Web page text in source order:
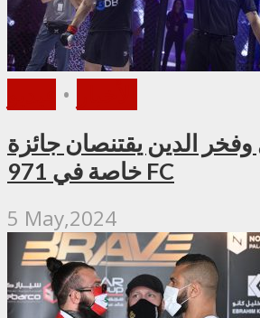
•
الدين يقتنصان جائزة
خاصة في 971 FC
5 May,2024